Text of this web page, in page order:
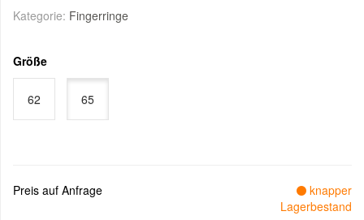
Kategorie: Fingerringe
Größe
62 65
Preis auf Anfrage
knapper
Lagerbestand